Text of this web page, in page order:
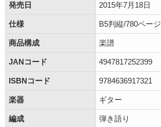
発売日 2015年7月18日
仕様 B5判縦/780ページ
商品構成 楽譜
JANコード 4947817252399
ISBNコード 9784636917321
楽器 ギター
編成 弾き語り